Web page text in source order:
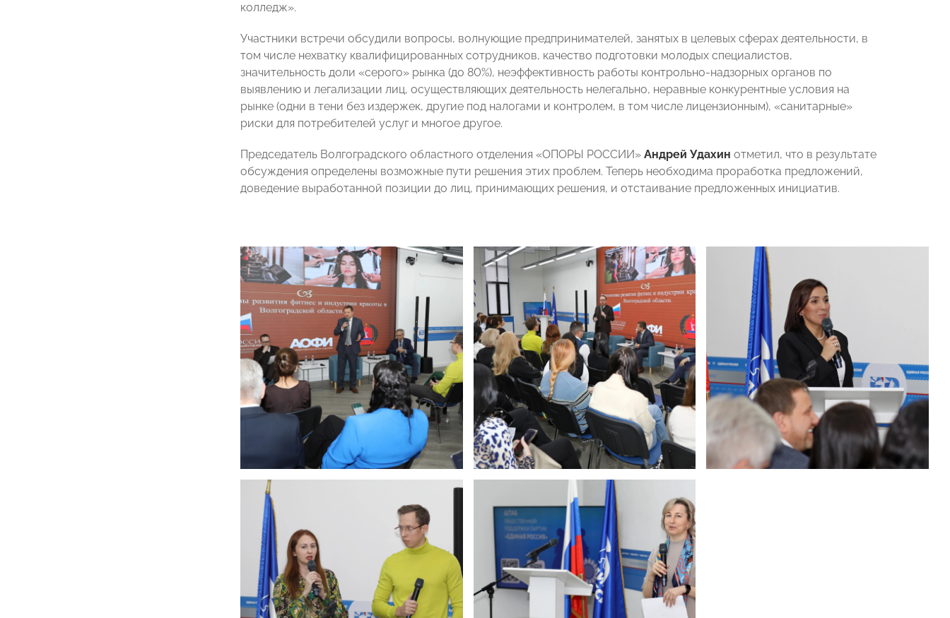
колледж».
Участники встречи обсудили вопросы, волнующие предпринимателей, занятых в целевых сферах деятельности, в
том числе нехватку квалифицированных сотрудников, качество подготовки молодых специалистов,
значительность доли «серого» рынка (до 80%), неэффективность работы контрольно-надзорных органов по
выявлению и легализации лиц, осуществляющих деятельность нелегально, неравные конкурентные условия на
рынке (одни в тени без издержек, другие под налогами и контролем, в том числе лицензионным), «санитарные»
риски для потребителей услуг и многое другое.
Председатель Волгоградского областного отделения «ОПОРЫ РОССИИ» Андрей Удахин отметил, что в результате
обсуждения определены возможные пути решения этих проблем. Теперь необходима проработка предложений,
доведение выработанной позиции до лиц, принимающих решения, и отстаивание предложенных инициатив.